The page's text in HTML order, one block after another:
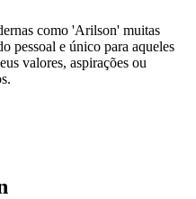
como 'Arilson' muitas
pessoal e único para aqueles
valores, aspirações ou